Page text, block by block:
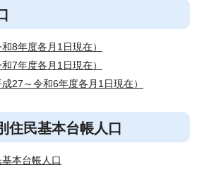
8年度各月1日現在）
7年度各月1日現在）
27～令和6年度各月1日現在）
住民基本台帳人口
本台帳人口